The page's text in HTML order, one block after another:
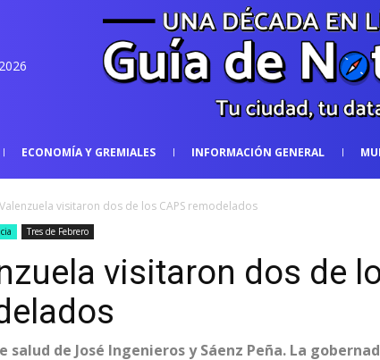
ECONOMÍA Y GREMIALES INFORMACIÓN GENERAL
visitaron dos de los CAPS remodelados
Tres de Febrero
visitaron dos de
salud de José Ingenieros y Sáenz Peña. La